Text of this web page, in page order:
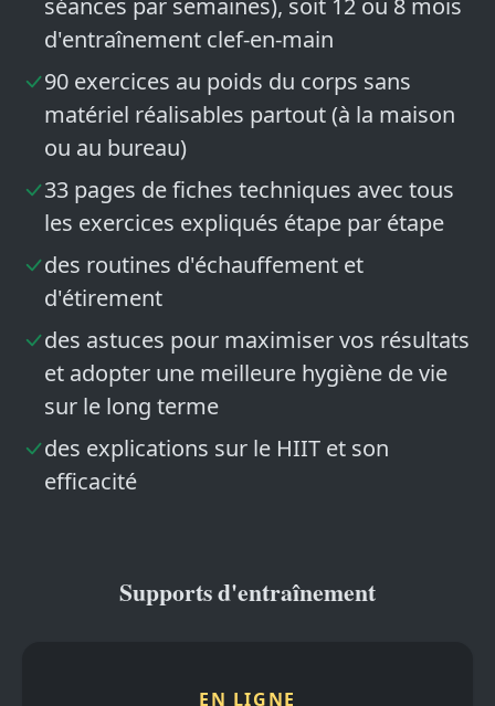
séances par semaines), soit 12 ou 8 mois
d'entraînement clef-en-main
90 exercices au poids du corps sans
matériel réalisables partout (à la maison
ou au bureau)
33 pages de fiches techniques avec tous
les exercices expliqués étape par étape
des routines d'échauffement et
d'étirement
des astuces pour maximiser vos résultats
et adopter une meilleure hygiène de vie
sur le long terme
des explications sur le HIIT et son
efficacité
Supports d'entraînement
EN LIGNE